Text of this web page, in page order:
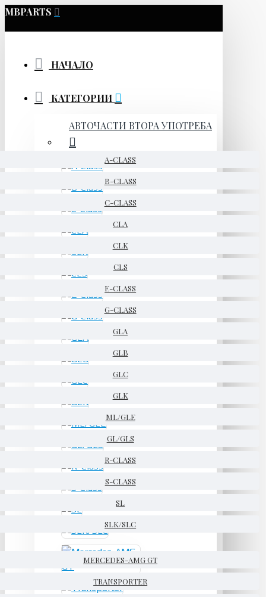
MBPARTS
НАЧАЛО
КАТЕГОРИИ
АВТОЧАСТИ ВТОРА УПОТРЕБА
A-CLASS
B-CLASS
C-CLASS
CLA
CLK
CLS
E-CLASS
G-CLASS
GLA
GLB
GLC
GLK
ML/GLE
GL/GLS
R-CLASS
S-CLASS
SL
SLK/SLC
MERCEDES-AMG GT
TRANSPORTER